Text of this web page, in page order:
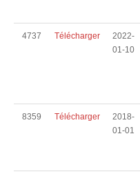
2022-
01-10
Télécharger
4737
2018-
01-01
Télécharger
8359